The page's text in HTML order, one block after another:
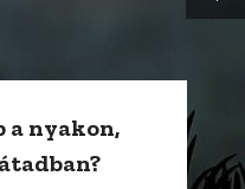
a nyakon,